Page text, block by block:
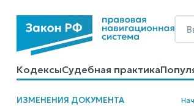
КодексыСудебная практика
КалькуляторыСправочные
ИЗМЕНЕНИЯ ДОКУМЕНТА